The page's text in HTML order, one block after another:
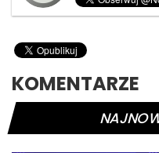
KOMENTARZE